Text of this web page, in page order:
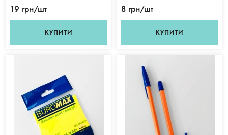
19 грн/шт
КУПИТИ
8 грн/шт
КУПИТИ